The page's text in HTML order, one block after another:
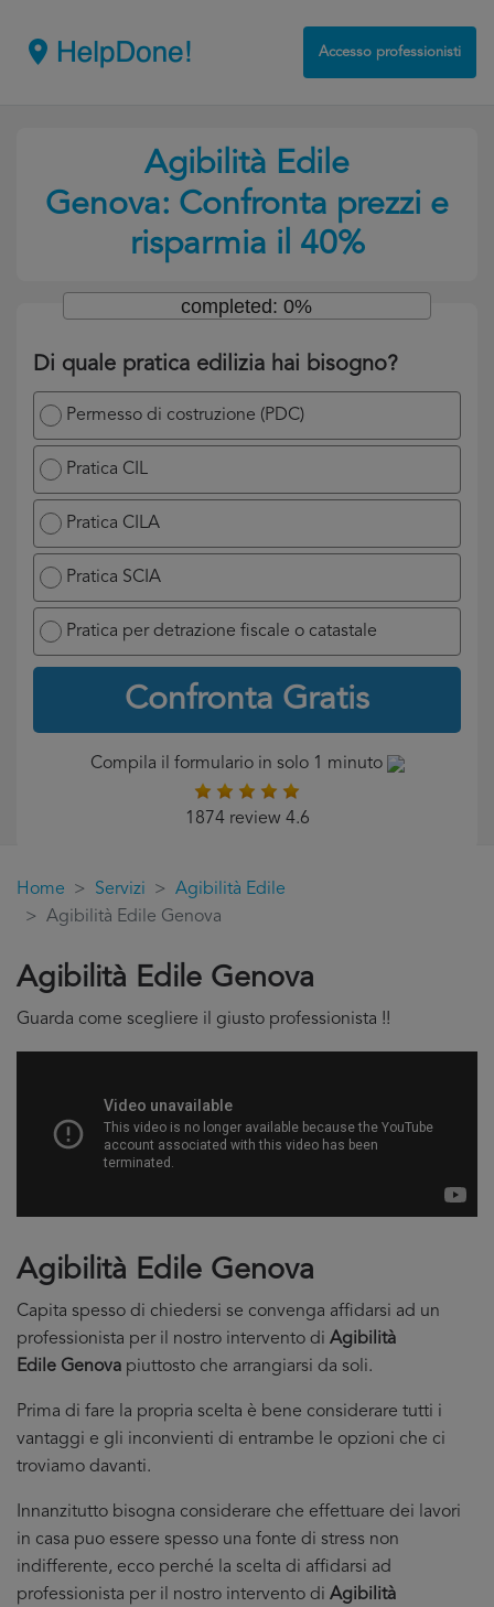
Accesso professionisti
Agibilità Edile
Genova: Confronta prezzi e
risparmia il 40%
Di quale pratica edilizia hai bisogno?
Permesso di costruzione (PDC)
Pratica CIL
Pratica CILA
Pratica SCIA
Pratica per detrazione fiscale o catastale
Confronta Gratis
completed: 0%
Compila il formulario in solo 1 minuto
1874 review 4.6
Home Servizi
Agibilità Edile
Agibilità Edile Genova
Agibilità Edile Genova
Guarda come scegliere il giusto professionista !!
Agibilità Edile Genova
Capita spesso di chiedersi se convenga affidarsi ad un
professionista per il nostro intervento di Agibilità
Edile Genova piuttosto che arrangiarsi da soli.
Prima di fare la propria scelta è bene considerare tutti i
vantaggi e gli inconvienti di entrambe le opzioni che ci
troviamo davanti.
Innanzitutto bisogna considerare che effettuare dei lavori
in casa puo essere spesso una fonte di stress non
indifferente, ecco perché la scelta di affidarsi ad
professionista per il nostro intervento di Agibilità